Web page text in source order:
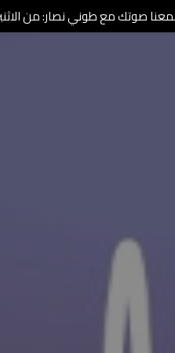
صوتك مع طوني نصار: من الاثنين الى